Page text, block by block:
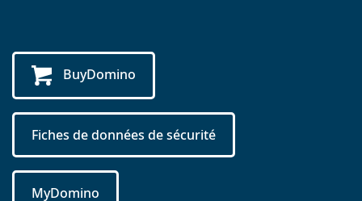
BuyDomino
Fiches de données de sécurité
MyDomino